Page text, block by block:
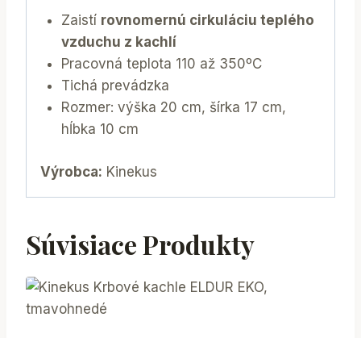
Zaistí rovnomernú cirkuláciu teplého
vzduchu z kachlí
Pracovná teplota 110 až 350ºC
Tichá prevádzka
Rozmer: výška 20 cm, šírka 17 cm,
hĺbka 10 cm
Výrobca: Kinekus
Súvisiace Produkty